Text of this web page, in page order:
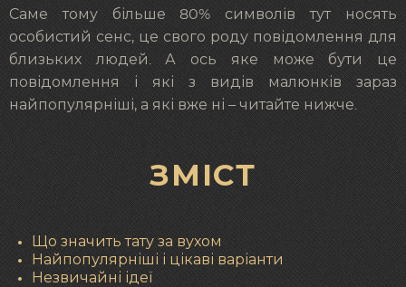
Саме тому більше 80% символів тут носять
особистий сенс, це свого роду повідомлення для
близьких людей. А ось яке може бути це
повідомлення і які з видів малюнків зараз
найпопулярніші, а які вже ні – читайте нижче.
ЗМІСТ
Що значить тату за вухом
Найпопулярніші і цікаві варіанти
Незвичайні ідеї